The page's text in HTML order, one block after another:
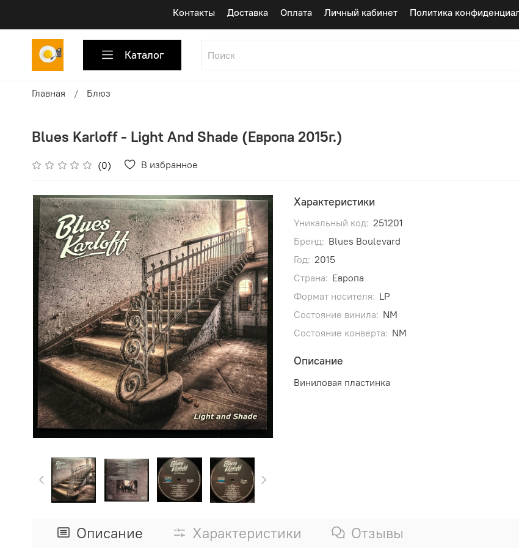
Контакты Доставка Оплата Личный кабинет Политика
Каталог
Главная Блюз
Blues Karloff - Light And Shade (Европа 2015г.)
(0) В избранное
Характеристики
Уникальный код: 251201
Бренд: Blues Boulevard
Год: 2015
Страна: Европа
Формат носителя: LP
Состояние винила: NM
Состояние конверта: NM
Описание
Виниловая пластинка
Описание Характеристики Отзывы